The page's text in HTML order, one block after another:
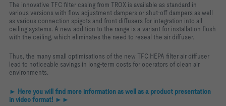
The innovative TFC filter casing from TROX is available as standard in
various versions with flow adjustment dampers or shut-off dampers as well
as various connection spigots and front diffusers for integration into all
ceiling systems. A new addition to the range is a variant for installation flush
with the ceiling, which eliminates the need to reseal the air diffuser.
Thus, the many small optimisations of the new TFC HEPA filter air diffuser
lead to noticeable savings in long-term costs for operators of clean air
environments.
► Here you will find more information as well as a product presentation
in video format! ►►